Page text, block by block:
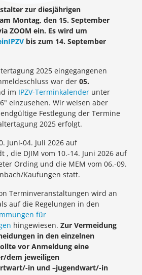
zur diesjährigen
Montag, den 15. September
ZOOM ein. Es wird um
bis zum 14. September
2025 eingegangenen
war der 05.
im IPZV-Terminkalender unter
einzusehen. Wir weisen aber
Festlegung der Termine
2025 erfolgt.
Juni-04. Juli 2026 auf
, die DJIM vom 10.-14. Juni 2026 auf
Ording und die MEM vom 06.-09.
Kaufungen statt.
Terminveranstaltungen wird an
auf die Regelungen in den
für
hingewiesen. Zur Vermeidung
in den einzelnen
vor Anmeldung eine
dem jeweiligen
in und –jugendwart/-in